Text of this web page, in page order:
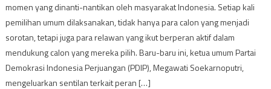
momen yang dinanti-nantikan oleh masyarakat Indonesia. Setiap kali
pemilihan umum dilaksanakan, tidak hanya para calon yang menjadi
sorotan, tetapi juga para relawan yang ikut berperan aktif dalam
mendukung calon yang mereka pilih. Baru-baru ini, ketua umum Partai
Demokrasi Indonesia Perjuangan (PDIP), Megawati Soekarnoputri,
mengeluarkan sentilan terkait peran […]